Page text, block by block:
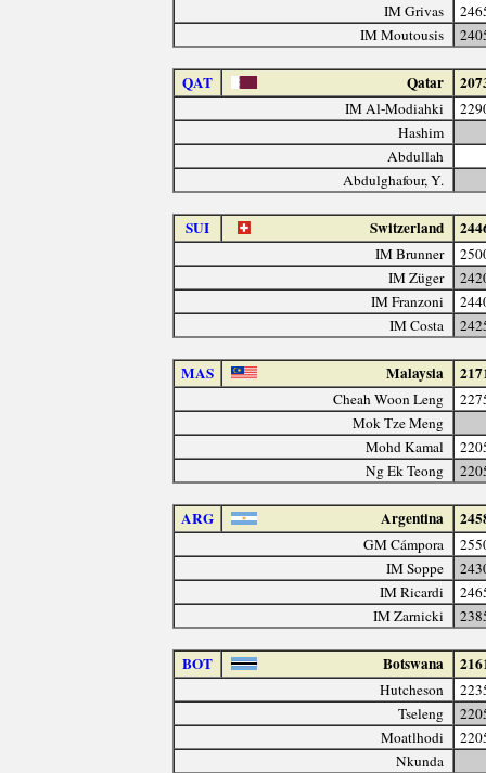
IM Grivas
IM Moutousis
QAT Qatar
IM Al-Modiahki
Hashim
Abdullah
Abdulghafour, Y.
SUI Switzerland
IM Brunner
IM Züger
IM Franzoni
IM Costa
MAS Malaysia
Cheah Woon Leng
Mok Tze Meng
Mohd Kamal
Ng Ek Teong
ARG Argentina
GM Cámpora
IM Soppe
IM Ricardi
IM Zarnicki
BOT Botswana
Hutcheson
Tseleng
Moatlhodi
Nkunda